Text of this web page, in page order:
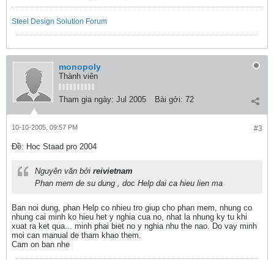
Steel Design Solution Forum
monopoly
Thành viên
Tham gia ngày: Jul 2005 Bài gởi: 72
#3
10-10-2005, 09:57 PM
Ðề: Hoc Staad pro 2004
Nguyên văn bởi reivietnam
Phan mem de su dung , doc Help dai ca hieu lien ma
Ban noi dung, phan Help co nhieu tro giup cho phan mem, nhung co
nhung cai minh ko hieu het y nghia cua no, nhat la nhung ky tu khi
xuat ra ket qua... minh phai biet no y nghia nhu the nao. Do vay minh
moi can manual de tham khao them.
Cam on ban nhe